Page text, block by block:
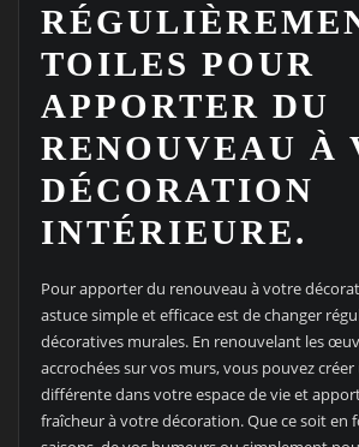
TOILES POUR
APPORTER DU
RENOUVEAU À
DÉCORATION
INTÉRIEURE.
Pour apporter du renouveau à votre
astuce simple et efficace est de changer
décoratives murales. En renouvelant les
accrochées sur vos murs, vous pouvez
différente dans votre espace de vie et
fraîcheur à votre décoration. Que ce soit en